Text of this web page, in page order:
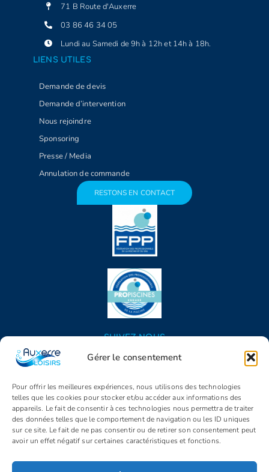
Gérer le consentement
Pour offrir les meilleures expériences, nous utilisons des technologies
telles que les cookies pour stocker et/ou accéder aux informations des
appareils. Le fait de consentir à ces technologies nous permettra de traiter
des données telles que le comportement de navigation ou les ID uniques
sur ce site. Le fait de ne pas consentir ou de retirer son consentement peut
avoir un effet négatif sur certaines caractéristiques et fonctions.
71 B Route d'Auxerre
03 86 46 34 05
Lundi au Samedi de 9h à 12h et 14h à 18h.
LIENS UTILES
Demande de devis
Demande d’intervention
Nous rejoindre
Sponsoring
Presse / Media
Annulation de commande
RESTONS EN CONTACT
SUIVEZ NOUS
© Copyright 2005 - 2026 | Auxerre Loisirs | Tous droits réservés |